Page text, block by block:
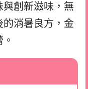
創新滋味，無
的消暑良方，金